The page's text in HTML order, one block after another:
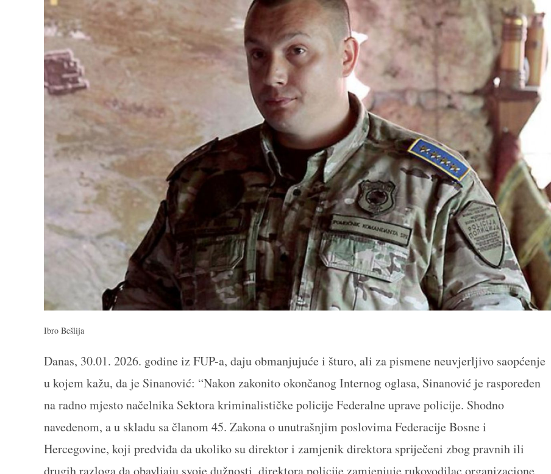
Ibro Bešlija
Danas, 30.01. 2026. godine iz FUP-a, daju obmanjujuće i šturo, ali za pismene neuvjerljivo saopćenje
u kojem kažu, da je Sinanović: “Nakon zakonito okončanog Internog oglasa, Sinanović je raspoređen
na radno mjesto načelnika Sektora kriminalističke policije Federalne uprave policije. Shodno
navedenom, a u skladu sa članom 45. Zakona o unutrašnjim poslovima Federacije Bosne i
Hercegovine, koji predviđa da ukoliko su direktor i zamjenik direktora spriječeni zbog pravnih ili